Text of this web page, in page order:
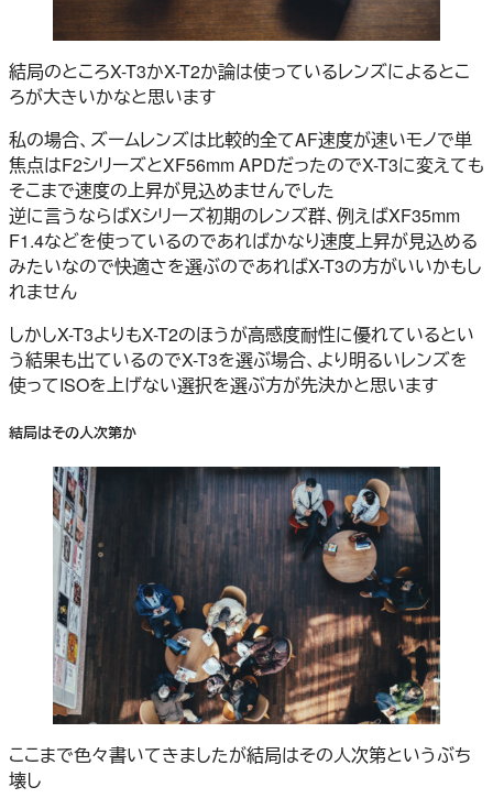
結局のところX-T3かX-T2か論は使っているレンズによるとこ
ろが大きいかなと思います
私の場合、ズームレンズは比較的全てAF速度が速いモノで単
焦点はF2シリーズとXF56mm APDだったのでX-T3に変えても
そこまで速度の上昇が見込めませんでした
逆に言うならばXシリーズ初期のレンズ群、例えばXF35mm
F1.4などを使っているのであればかなり速度上昇が見込める
みたいなので快適さを選ぶのであればX-T3の方がいいかもし
れません
しかしX-T3よりもX-T2のほうが高感度耐性に優れているとい
う結果も出ているのでX-T3を選ぶ場合、より明るいレンズを
使ってISOを上げない選択を選ぶ方が先決かと思います
結局はその人次第か
ここまで色々書いてきましたが結局はその人次第というぶち
壊し